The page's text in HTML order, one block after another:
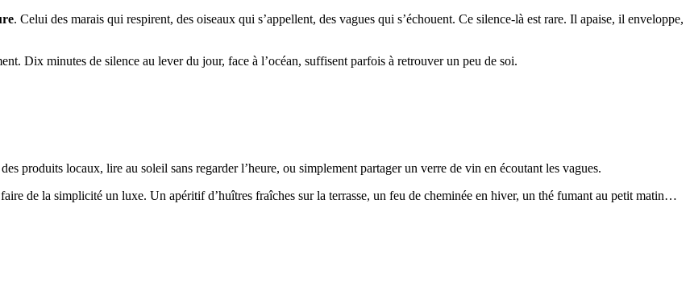
. Celui des marais qui respirent, des oiseaux qui s’appellent, des vagues qui s’échouent. Ce silence-là est rare. Il apaise, il enveloppe,
Dix minutes de silence au lever du jour, face à l’océan, suffisent parfois à retrouver un peu de soi.
produits locaux, lire au soleil sans regarder l’heure, ou simplement partager un verre de vin en écoutant les vagues.
faire de la simplicité un luxe. Un apéritif d’huîtres fraîches sur la terrasse, un feu de cheminée en hiver, un thé fumant au petit matin…